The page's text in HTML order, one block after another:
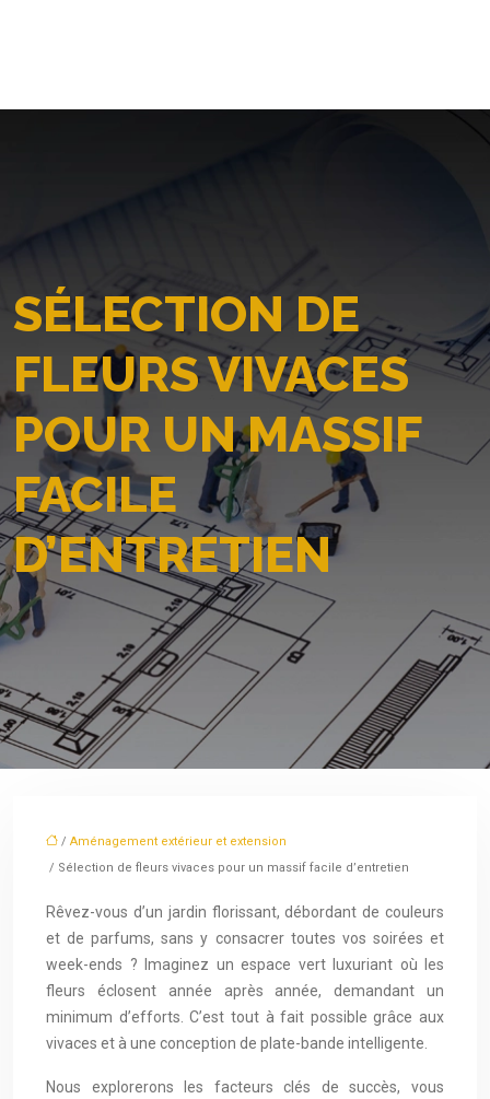
SÉLECTION DE
FLEURS VIVACES
POUR UN MASSIF
FACILE
D’ENTRETIEN
/ Aménagement extérieur et extension
/ Sélection de fleurs vivaces pour un massif facile d’entretien
Rêvez-vous d’un jardin florissant, débordant de couleurs
et de parfums, sans y consacrer toutes vos soirées et
week-ends ? Imaginez un espace vert luxuriant où les
fleurs éclosent année après année, demandant un
minimum d’efforts. C’est tout à fait possible grâce aux
vivaces et à une conception de plate-bande intelligente.
Nous explorerons les facteurs clés de succès, vous